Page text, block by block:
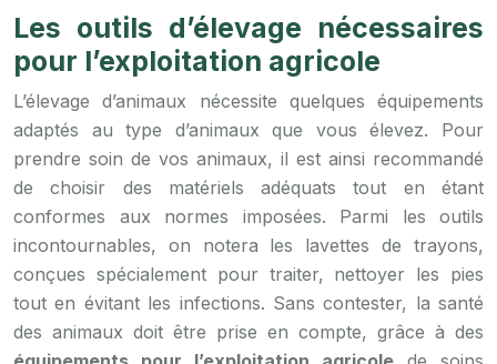
Les outils d’élevage nécessaires
pour l’exploitation agricole
L’élevage d’animaux nécessite quelques équipements
adaptés au type d’animaux que vous élevez. Pour
prendre soin de vos animaux, il est ainsi recommandé
de choisir des matériels adéquats tout en étant
conformes aux normes imposées. Parmi les outils
incontournables, on notera les lavettes de trayons,
conçues spécialement pour traiter, nettoyer les pies
tout en évitant les infections. Sans contester, la santé
des animaux doit être prise en compte, grâce à des